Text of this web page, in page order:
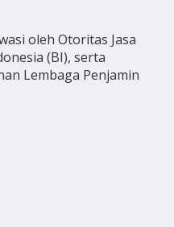
oleh Otoritas Jasa
(BI), serta
Lembaga Penjamin